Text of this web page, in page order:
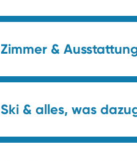
Zimmer &
Ski & alles, was